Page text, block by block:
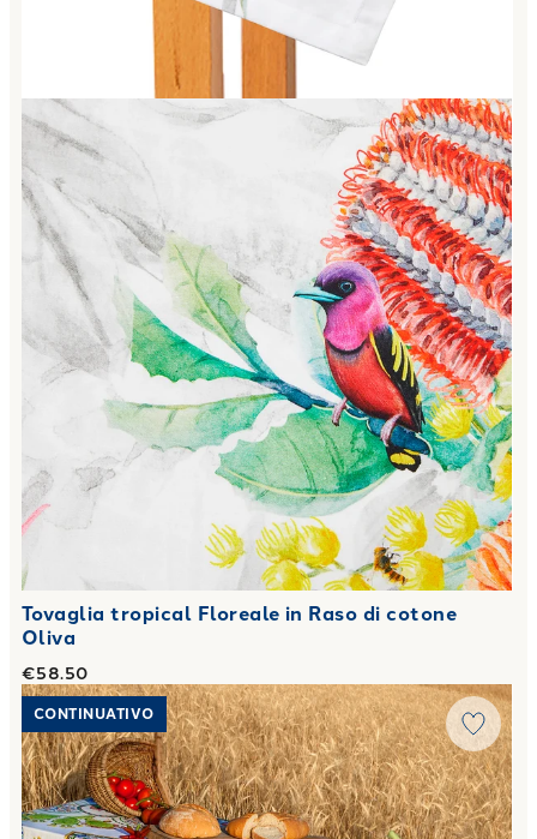
Tovaglia tropical Floreale in Raso di cotone
Oliva
€58.50
Link to "Tovaglia agrigento Moderno in Raso di cotone
CONTINUATIVO